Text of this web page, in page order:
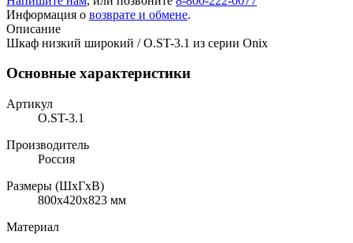
Информация о возврате и обмене.
Описание
Шкаф низкий широкий / O.ST-3.1 из серии Onix
Основные характеристики
Артикул
O.ST-3.1
Производитель
Россия
Размеры (ШхГхВ)
800x420x823 мм
Материал